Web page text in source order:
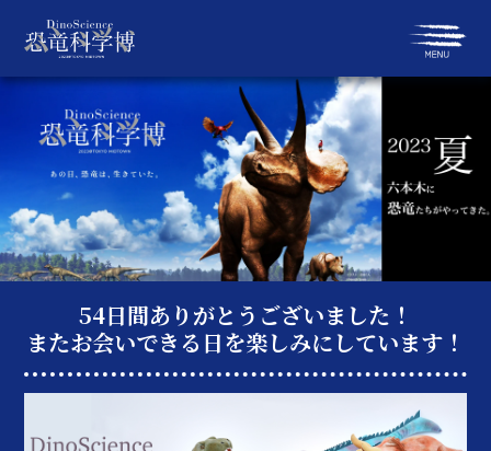
54日間ありがとうございました！
またお会いできる日を楽しみにしています！